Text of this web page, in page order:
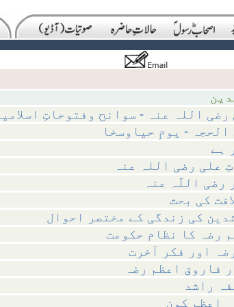
رضی اللہ عنہ - سوانح وفتوحاتِ اسلامیہ
الحجہ - یومِ حیاوسخا
ہے
علی رضی اللہ عنہ
کی بحث
رضہ کا نظام حکومت
اور فکر آخرت
فاروق اعظم رضہ
راشد
اعظم کون